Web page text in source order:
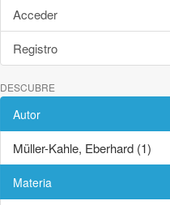
Acceder
Registro
DESCUBRE
Autor
Müller-Kahle, Eberhard (1)
Materia